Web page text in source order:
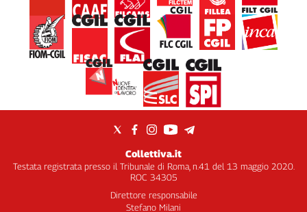
Collettiva.it
Testata registrata presso il Tribunale di Roma, n.41 del 13 maggio 2020.
ROC 34305
Direttore responsabile
Stefano Milani